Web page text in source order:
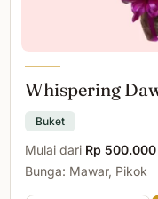
Whispering
Buket
Mulai dari Rp 500.000
Bunga: Mawar, Pikok